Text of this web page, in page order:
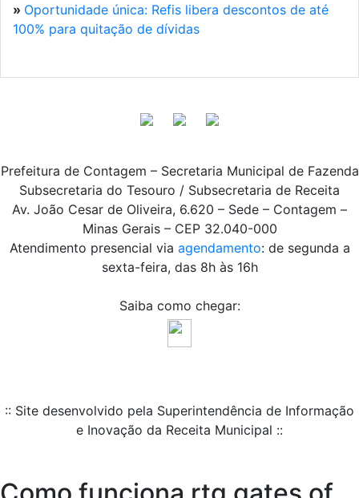
» Oportunidade única: Refis libera descontos de até
100% para quitação de dívidas
Prefeitura de Contagem – Secretaria Municipal de Fazenda
Subsecretaria do Tesouro / Subsecretaria de Receita
Av. João Cesar de Oliveira, 6.620 – Sede – Contagem –
Minas Gerais – CEP 32.040-000
Atendimento presencial via agendamento: de segunda a
sexta-feira, das 8h às 16h
Saiba como chegar:
:: Site desenvolvido pela Superintendência de Informação
e Inovação da Receita Municipal ::